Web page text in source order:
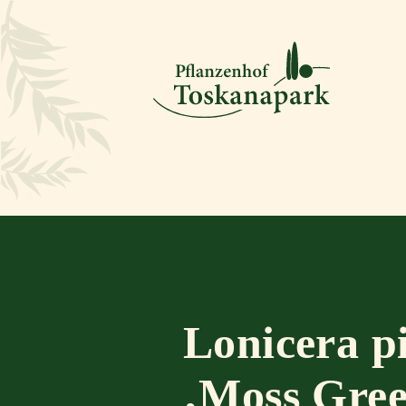
Lonicera
‚Moss